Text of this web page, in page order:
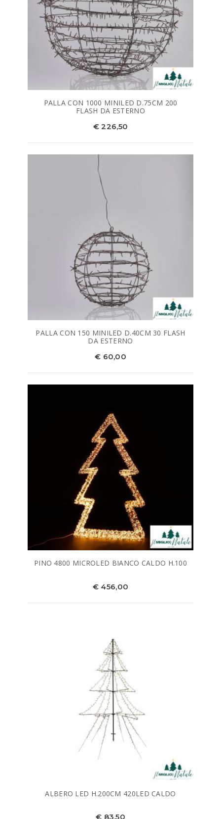
PALLA CON 1000 MINILED D.75CM 200
FLASH DA ESTERNO
€ 226,50
PALLA CON 150 MINILED D.40CM 30 FLASH
DA ESTERNO
€ 60,00
PINO 4800 MICROLED BIANCO CALDO H.100
€ 456,00
ALBERO LED H.200CM 420LED CALDO
€ 83,50